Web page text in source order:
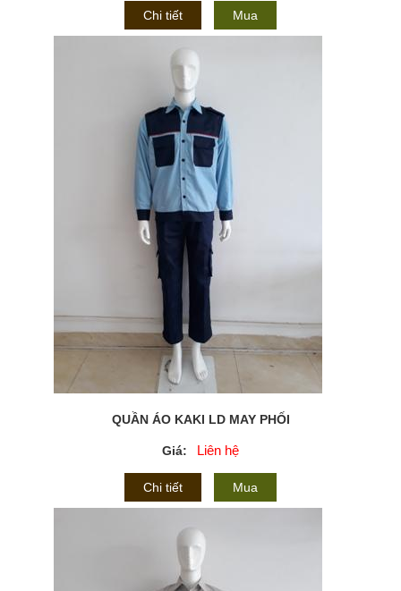
Chi tiết Mua
QUẦN ÁO KAKI LD MAY PHỐI
Giá: Liên hệ
Chi tiết Mua